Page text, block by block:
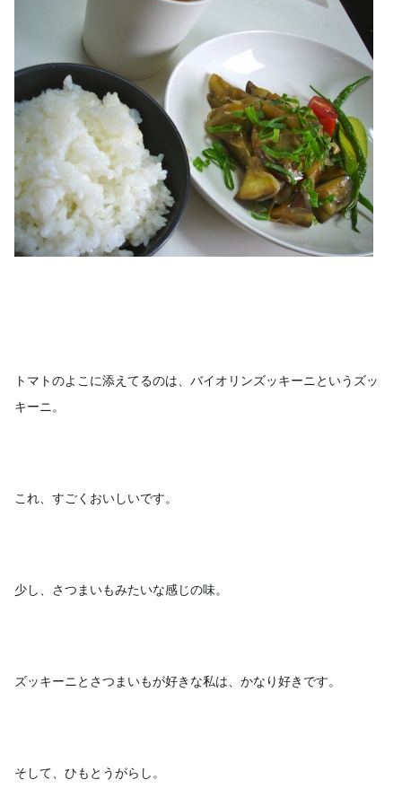
トマトのよこに添えてるのは、バイオリンズッキーニというズッ
キーニ。
これ、すごくおいしいです。
少し、さつまいもみたいな感じの味。
ズッキーニとさつまいもが好きな私は、かなり好きです。
そして、ひもとうがらし。